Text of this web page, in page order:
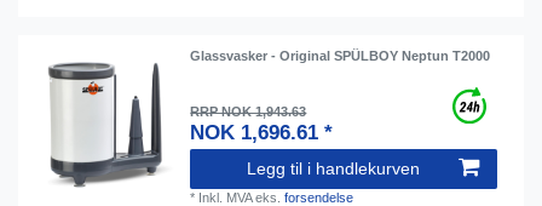
Glassvasker - Original SPÜLBOY Neptun T2000
RRP NOK 1,943.63
NOK 1,696.61 *
Legg til i handlekurven
* Inkl. MVAeks.forsendelse